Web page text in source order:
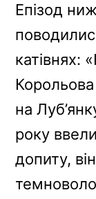
Епізод
катівнях:
на
року
допиту,